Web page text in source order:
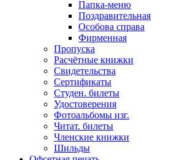
Папка-меню
Поздравительная
Особова справа
Фирменная
Пропуска
Расчётные книжки
Свидетельства
Сертификаты
Студен. билеты
Удостоверения
Фотоальбомы изг.
Читат. билеты
Членские книжки
Шильды